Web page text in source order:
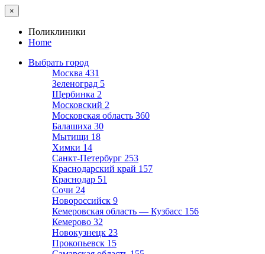
×
Поликлиники
Home
Выбрать город
Москва 431
Зеленоград 5
Щербинка 2
Московский 2
Московская область 360
Балашиха 30
Мытищи 18
Химки 14
Санкт-Петербург 253
Краснодарский край 157
Краснодар 51
Сочи 24
Новороссийск 9
Кемеровская область — Кузбасс 156
Кемерово 32
Новокузнецк 23
Прокопьевск 15